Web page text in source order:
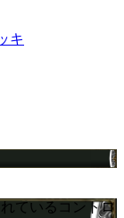
キ
ているコントロ